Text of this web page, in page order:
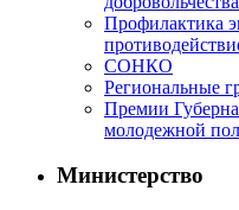
Профилактика
СОНКО
Региональные
Премии
молодежной
Министерство